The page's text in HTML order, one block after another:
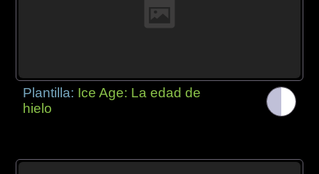
Plantilla: Ice Age: La edad de
hielo